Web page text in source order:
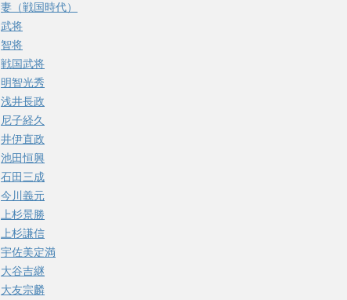
妻（戦国時代）
武将
智将
戦国武将
明智光秀
浅井長政
尼子経久
井伊直政
池田恒興
石田三成
今川義元
上杉景勝
上杉謙信
宇佐美定満
大谷吉継
大友宗麟